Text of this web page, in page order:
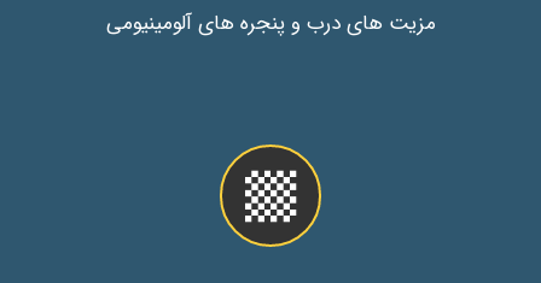
مزیت های درب و پنجره های آلومینیومی